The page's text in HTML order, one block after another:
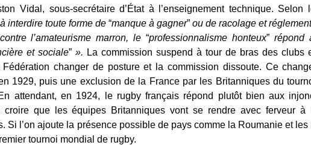
Vidal, sous-secrétaire d’État à l’enseignement technique. Selon
interdire toute forme de“manque à gagner” ou de racolage et
l’amateurisme marron, le “professionnalisme honteux”répond
et sociale”». La commission suspend à tour de bras des clubs
changer de posture et la commission dissoute. Ce
1929, puis une exclusion de la France par les Britanniques du
attendant, en 1924, le rugby français répond plutôt bien aux
que les équipes Britanniques vont se rendre avec ferveur à
Si l’on ajoute la présence possible de pays comme la Roumanie et les
tournoi mondial de rugby.